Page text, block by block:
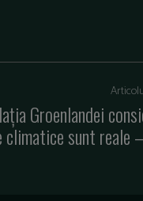
Groenlandei
climatice sunt reale